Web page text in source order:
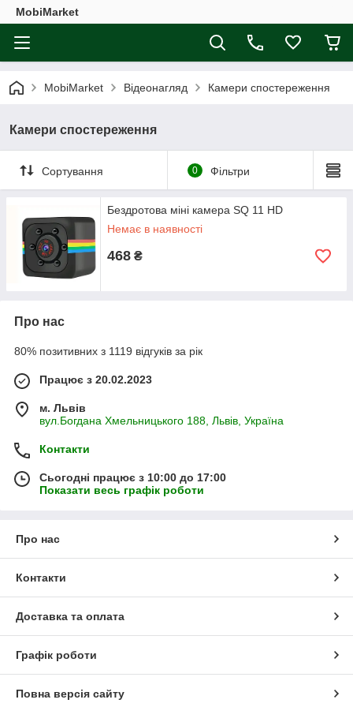
MobiMarket
MobiMarket Відеонагляд Камери спостереження
Камери спостереження
Сортування 0 Фільтри
Бездротова міні камера SQ 11 HD
Немає в наявності
468 ₴
Про нас
80% позитивних з 1119 відгуків за рік
Працює з 20.02.2023
м. Львів
вул.Богдана Хмельницького 188, Львів, Україна
Контакти
Сьогодні працює з 10:00 до 17:00
Показати весь графік роботи
Про нас
Контакти
Доставка та оплата
Графік роботи
Повна версія сайту